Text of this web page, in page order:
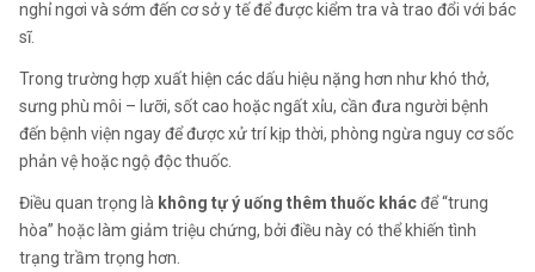
nghỉ ngơi và sớm đến cơ sở y tế để được kiểm tra và trao đổi với bác
sĩ.
Trong trường hợp xuất hiện các dấu hiệu nặng hơn như khó thở,
sưng phù môi – lưỡi, sốt cao hoặc ngất xỉu, cần đưa người bệnh
đến bệnh viện ngay để được xử trí kịp thời, phòng ngừa nguy cơ sốc
phản vệ hoặc ngộ độc thuốc.
Điều quan trọng là không tự ý uống thêm thuốc khácđể “trung
hòa” hoặc làm giảm triệu chứng, bởi điều này có thể khiến tình
trạng trầm trọng hơn.